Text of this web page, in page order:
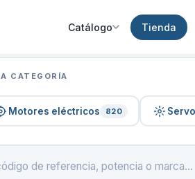
Catálogo Tienda
CATEGORÍA
Motores eléctricos 820